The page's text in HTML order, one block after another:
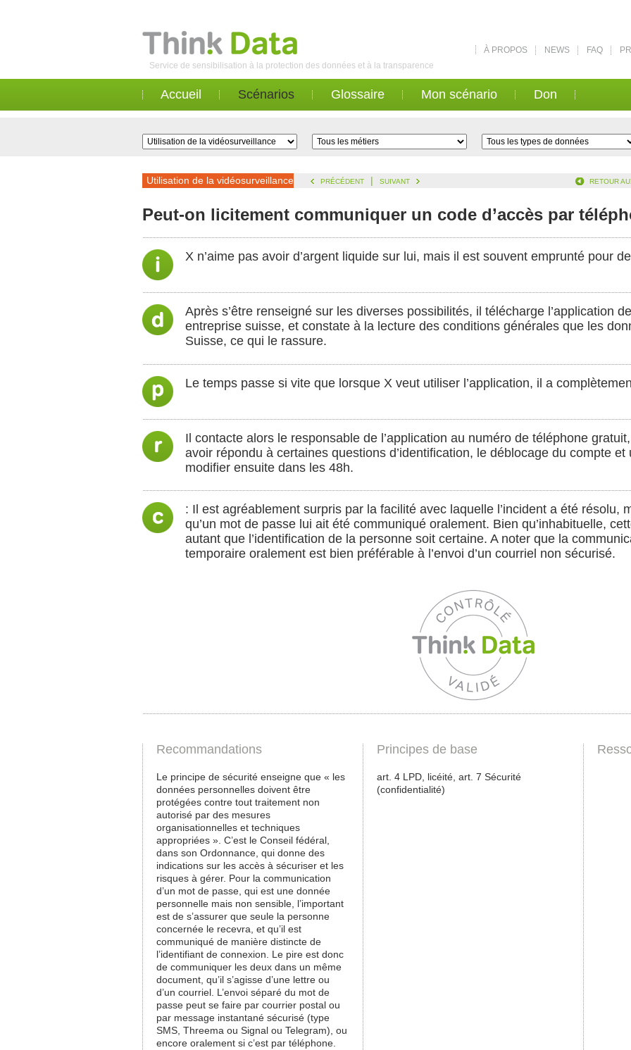
Service de sensibilisation à la protection des données et à la transparence
À PROPOS NEWS FAQ
Accueil Scénarios Glossaire Mon scénario Don
Utilisation de la vidéosurveillance PRÉCÉDENT | SUIVANT RETOUR
Peut-on licitement communiquer un code d’accès par
X n’aime pas avoir d’argent liquide sur lui, mais il est souvent emprunté pour
Après s’être renseigné sur les diverses possibilités, il télécharge l’application
entreprise suisse, et constate à la lecture des conditions générales que les
Suisse, ce qui le rassure.
Le temps passe si vite que lorsque X veut utiliser l’application, il a
Il contacte alors le responsable de l’application au numéro de téléphone
avoir répondu à certaines questions d’identification, le déblocage du compte
modifier ensuite dans les 48h.
: Il est agréablement surpris par la facilité avec laquelle l’incident a été résolu,
qu’un mot de passe lui ait été communiqué oralement. Bien qu’inhabituelle,
autant que l’identification de la personne soit certaine. A noter que la
temporaire oralement est bien préférable à l’envoi d’un courriel non sécurisé.
Recommandations
Le principe de sécurité enseigne que « les
données personnelles doivent être
protégées contre tout traitement non
autorisé par des mesures
organisationnelles et techniques
appropriées ». C’est le Conseil fédéral,
dans son Ordonnance, qui donne des
indications sur les accès à sécuriser et les
risques à gérer. Pour la communication
d’un mot de passe, qui est une donnée
personnelle mais non sensible, l’important
est de s’assurer que seule la personne
concernée le recevra, et qu’il est
communiqué de manière distincte de
l’identifiant de connexion. Le pire est donc
de communiquer les deux dans un même
document, qu’il s’agisse d’une lettre ou
d’un courriel. L’envoi séparé du mot de
passe peut se faire par courrier postal ou
par message instantané sécurisé (type
SMS, Threema ou Signal ou Telegram), ou
encore oralement si c’est par téléphone.
Principes de base
art. 4 LPD, licéité, art. 7 Sécurité
(confidentialité)